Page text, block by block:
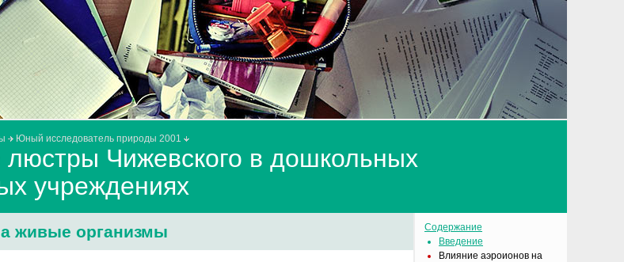
Юный исследователь природы 2001
люстры Чижевского в дошкольных
учреждениях
Содержание
Введение
Влияние аэроионов на
живые организмы